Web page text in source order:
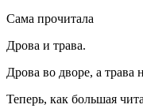
Сама прочитала
Дрова и трава.
Дрова во дворе, а трава
Теперь, как большая